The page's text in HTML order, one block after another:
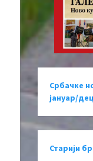
Србачке
јануар/
Старији